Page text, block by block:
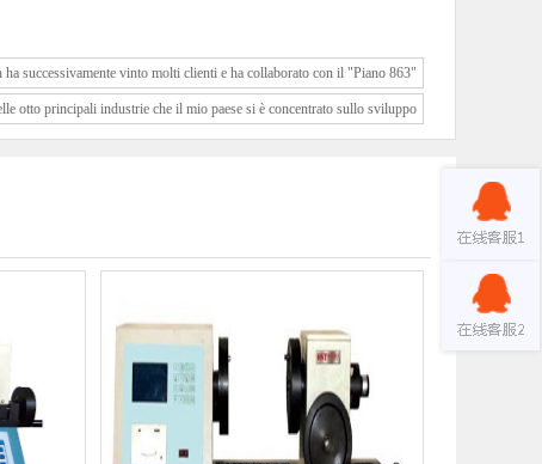
successivamente vinto molti clienti e ha collaborato con il "Piano 863"
otto principali industrie che il mio paese si è concentrato sullo sviluppo